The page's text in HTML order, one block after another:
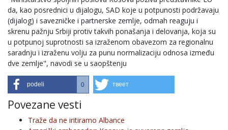
da, kao posrednici u dijalogu, SAD koje u potpunosti podržavaju
(dijalog) i savezničke i partnerske zemlje, odmah reaguju i
skrenu pažnju Srbiji protiv takvih ponašanja i delovanja, koja su
u potpunoj suprotnosti sa izraženom obavezom za regionalnu
saradnju i izraženu volju za punu normalizaciju odnosa između
dve zemlje", navodi se u saopštenju
podeli 0 твеет
Povezane vesti
Traže da ne iritiramo Albance